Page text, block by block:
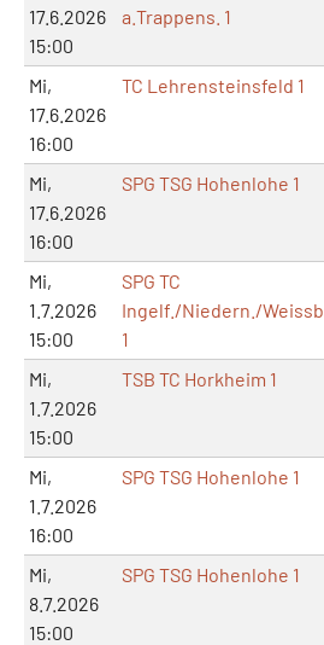
17.6.2026
15:00
a.Trappens. 1
Mi,
17.6.2026
16:00
TC Lehrensteinsfeld 1
Mi,
17.6.2026
16:00
SPG TSG Hohenlohe 1
Mi,
1.7.2026
15:00
SPG TC
Ingelf./Niedern./Weissb.
1
Mi,
1.7.2026
15:00
TSB TC Horkheim 1
Mi,
1.7.2026
16:00
SPG TSG Hohenlohe 1
Mi,
8.7.2026
15:00
SPG TSG Hohenlohe 1